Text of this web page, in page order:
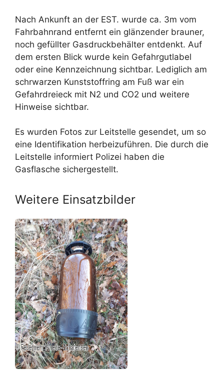
Nach Ankunft an der EST. wurde ca. 3m vom
Fahrbahnrand entfernt ein glänzender brauner,
noch gefüllter Gasdruckbehälter entdenkt. Auf
dem ersten Blick wurde kein Gefahrgutlabel
oder eine Kennzeichnung sichtbar. Lediglich am
schrwarzen Kunststoffring am Fuß war ein
Gefahrdreieck mit N2 und CO2 und weitere
Hinweise sichtbar.
Es wurden Fotos zur Leitstelle gesendet, um so
eine Identifikation herbeizuführen. Die durch die
Leitstelle informiert Polizei haben die
Gasflasche sichergestellt.
Weitere Einsatzbilder